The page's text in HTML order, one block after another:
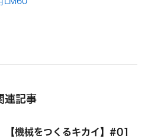
連記事
【機械をつくるキカイ】#01